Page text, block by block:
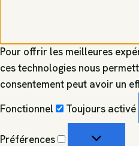
Pour offrir les meilleures
ces technologies nous
consentement peut avoir un
Fonctionnel
Toujours activé
Préférences